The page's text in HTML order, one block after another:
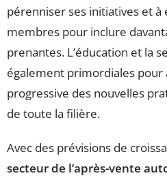
pérenniser ses initiatives et à
membres pour inclure
prenantes. L’éducation et la
également primordiales pour
progressive des nouvelles
de toute la filière.
Avec des prévisions de
secteur de l’après-vente